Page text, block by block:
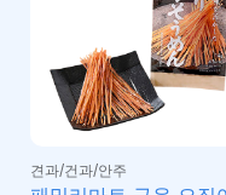
견과/건과/안주